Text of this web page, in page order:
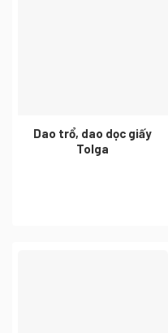
Dao trổ, dao dọc giấy
Tolga